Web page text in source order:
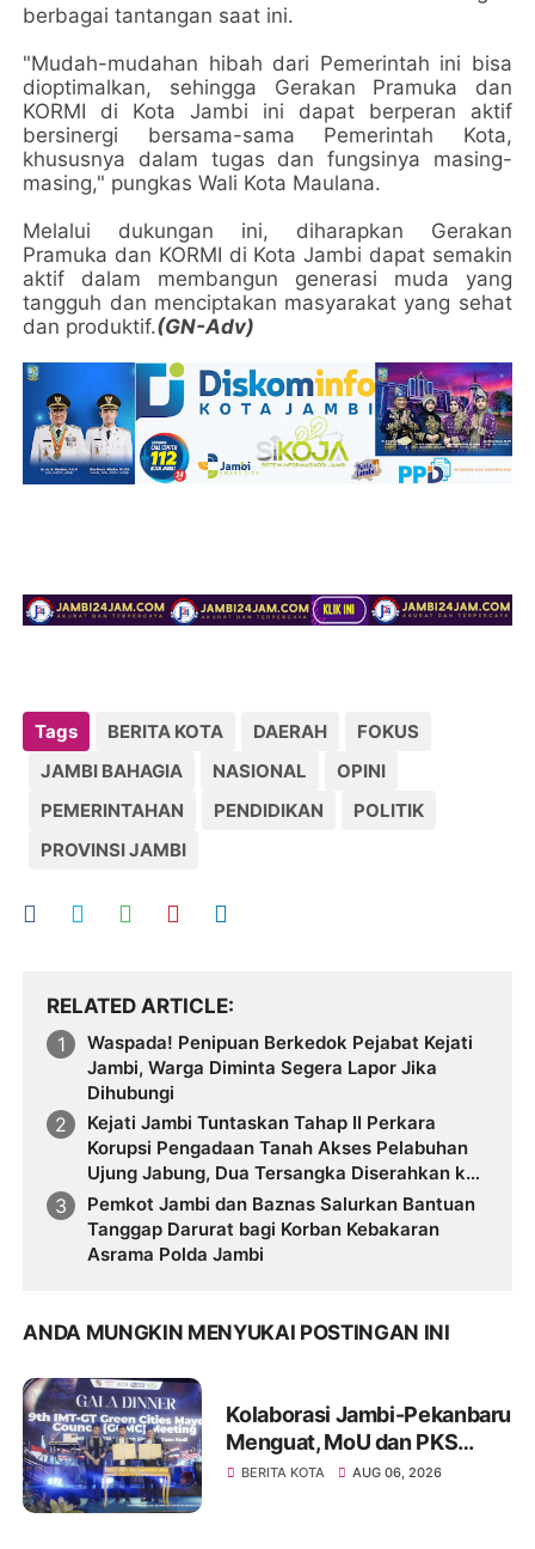
berbagai tantangan saat ini.
"Mudah-mudahan hibah dari Pemerintah ini bisa
dioptimalkan, sehingga Gerakan Pramuka dan
KORMI di Kota Jambi ini dapat berperan aktif
bersinergi bersama-sama Pemerintah Kota,
khususnya dalam tugas dan fungsinya masing-
masing," pungkas Wali Kota Maulana.
Melalui dukungan ini, diharapkan Gerakan
Pramuka dan KORMI di Kota Jambi dapat semakin
aktif dalam membangun generasi muda yang
tangguh dan menciptakan masyarakat yang sehat
dan produktif.(GN-Adv)
Tags BERITA KOTA DAERAH
FOKUS
JAMBI BAHAGIA
NASIONAL
OPINI
PEMERINTAHAN
PENDIDIKAN
POLITIK
PROVINSI JAMBI
RELATED ARTICLE
Waspada! Penipuan Berkedok Pejabat Kejati
Jambi, Warga Diminta Segera Lapor Jika
Dihubungi
Kejati Jambi Tuntaskan Tahap II Perkara
Korupsi Pengadaan Tanah Akses Pelabuhan
Ujung Jabung, Dua Tersangka Diserahkan ke
Penuntut Umum
Pemkot Jambi dan Baznas Salurkan Bantuan
Tanggap Darurat bagi Korban Kebakaran
Asrama Polda Jambi
ANDA MUNGKIN MENYUKAI POSTINGAN INI
Kolaborasi Jambi-Pekanbaru
Menguat, MoU dan PKS
Ditandatangani pada Gala
BERITA KOTA AUG 06, 2026